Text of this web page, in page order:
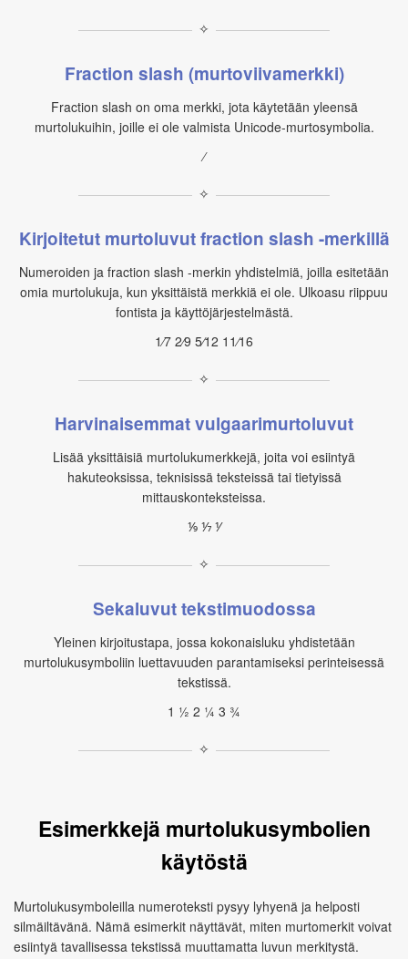
✧
Fraction slash (murtoviivamerkki)
Fraction slash on oma merkki, jota käytetään yleensä
murtolukuihin, joille ei ole valmista Unicode-murtosymbolia.
⁄
✧
Kirjoitetut murtoluvut fraction slash -merkillä
Numeroiden ja fraction slash -merkin yhdistelmiä, joilla esitetään
omia murtolukuja, kun yksittäistä merkkiä ei ole. Ulkoasu riippuu
fontista ja käyttöjärjestelmästä.
1⁄7 2⁄9 5⁄12 11⁄16
✧
Harvinaisemmat vulgaarimurtoluvut
Lisää yksittäisiä murtolukumerkkejä, joita voi esiintyä
hakuteoksissa, teknisissä teksteissä tai tietyissä
mittauskonteksteissa.
⅑ ⅐ ⅟
✧
Sekaluvut tekstimuodossa
Yleinen kirjoitustapa, jossa kokonaisluku yhdistetään
murtolukusymboliin luettavuuden parantamiseksi perinteisessä
tekstissä.
1 ½ 2 ¼ 3 ¾
✧
Esimerkkejä murtolukusymbolien
käytöstä
Murtolukusymboleilla numeroteksti pysyy lyhyenä ja helposti
silmäiltävänä. Nämä esimerkit näyttävät, miten murtomerkit voivat
esiintyä tavallisessa tekstissä muuttamatta luvun merkitystä.